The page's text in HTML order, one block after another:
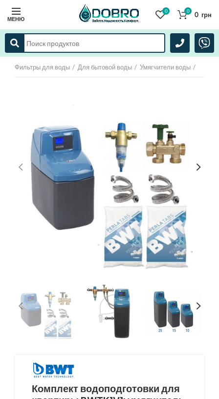
МЕНЮ
0 0 0 грн
Фильтры для воды Для бытовой воды Умягчители воды
Комплект водоподготовки для